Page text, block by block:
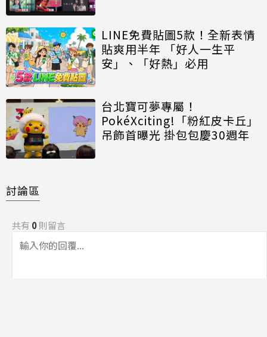
LINE免費貼圖5款！全新表情
貼爽用半年 「好人一生平
安」、「好熱」必用
台北寶可夢專屬！
PokéXciting!「粉紅皮卡丘」
吊飾首曝光 掛包包慶30週年
討論區
共有 0則留言